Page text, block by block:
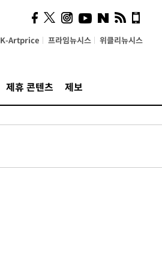
K-Artprice 프라임뉴시스 위클리뉴시스
제휴 콘텐츠 제보